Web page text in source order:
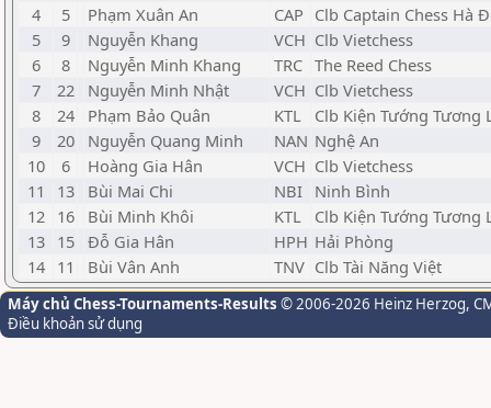
4
5 Phạm Xuân An CAP Clb Captain Chess Hà
5
9 Nguyễn Khang VCH Clb Vietchess
6
8 Nguyễn Minh Khang TRC The Reed Chess
7
22 Nguyễn Minh Nhật VCH Clb Vietchess
8
24 Phạm Bảo Quân KTL
Clb Kiện Tướng Tương
9
20 Nguyễn Quang Minh NAN Nghệ An
10
6 Hoàng Gia Hân VCH Clb Vietchess
11
13 Bùi Mai Chi NBI Ninh Bình
12 16 Bùi Minh Khôi KTL
Clb Kiện Tướng Tương
13 15 Đỗ Gia Hân HPH Hải Phòng
14 11 Bùi Vân Anh TNV Clb Tài Năng Việt
Máy chủ Chess-Tournaments-Results © 2006-2026 Heinz Herzog,
Điều khoản sử dụng